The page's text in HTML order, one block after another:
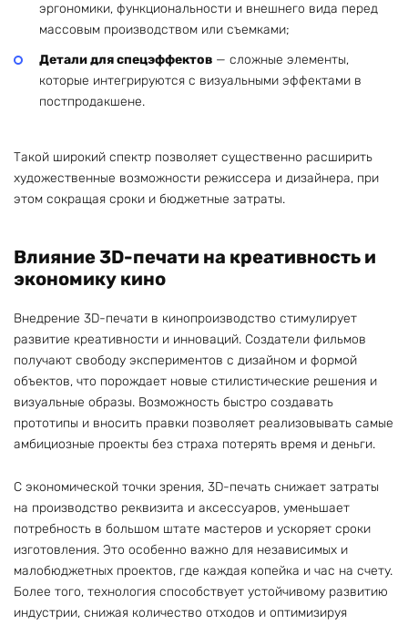
эргономики, функциональности и внешнего вида перед
массовым производством или съемками;
Детали для спецэффектов — сложные элементы,
которые интегрируются с визуальными эффектами в
постпродакшене.
Такой широкий спектр позволяет существенно расширить
художественные возможности режиссера и дизайнера, при
этом сокращая сроки и бюджетные затраты.
Влияние 3D-печати на креативность и
экономику кино
Внедрение 3D-печати в кинопроизводство стимулирует
развитие креативности и инноваций. Создатели фильмов
получают свободу экспериментов с дизайном и формой
объектов, что порождает новые стилистические решения и
визуальные образы. Возможность быстро создавать
прототипы и вносить правки позволяет реализовывать самые
амбициозные проекты без страха потерять время и деньги.
С экономической точки зрения, 3D-печать снижает затраты
на производство реквизита и аксессуаров, уменьшает
потребность в большом штате мастеров и ускоряет сроки
изготовления. Это особенно важно для независимых и
малобюджетных проектов, где каждая копейка и час на счету.
Более того, технология способствует устойчивому развитию
индустрии, снижая количество отходов и оптимизируя